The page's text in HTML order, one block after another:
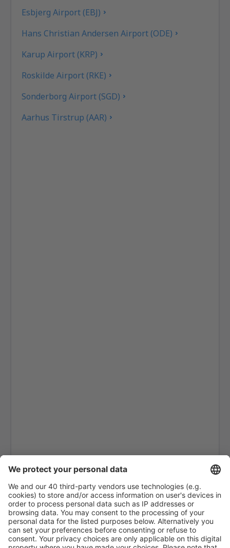
Esbjerg Airport (EBJ)
Hans Christian Andersen Airport (ODE)
Karup Airport (KRP)
Roskilde Airport (RKE)
Sonderborg Airport (SGD)
Aarhus Tirstrup (AAR)